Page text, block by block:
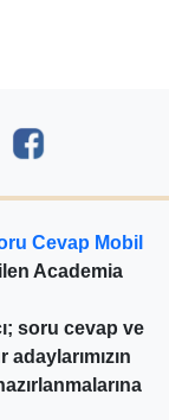
Cevap Mobil
Academia
soru cevap ve
adaylarımızın